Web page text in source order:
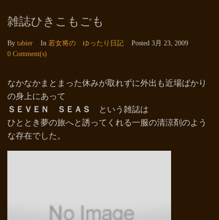
雑誌ひきこもごも
By tabier In 若女将の ゆったり日記 Posted 3月 23, 2009
0 Comment(s)
なかなかまとまった休みが取れずに外出も近場ばかり
の身上にあって
ＳＥＶＥＮ ＳＥＡＳ
という雑誌は
ひととき夢の旅へと誘ってくれる一服の清涼剤のよう
な存在でした。